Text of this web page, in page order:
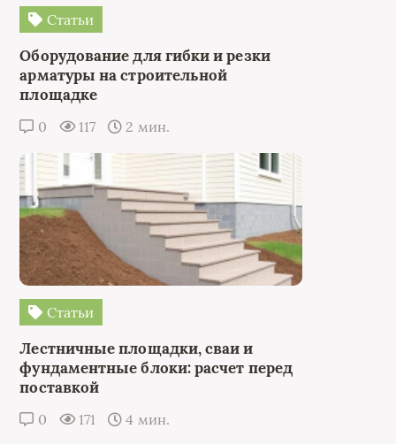
Статьи
Оборудование для гибки и резки
арматуры на строительной
площадке
0 117 2 мин.
Статьи
Лестничные площадки, сваи и
фундаментные блоки: расчет перед
поставкой
0 171 4 мин.